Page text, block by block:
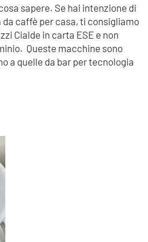
sapere. Se hai intenzione di
caffè per casa, ti consigliamo
Cialde in carta ESE e non
Queste macchine sono
a quelle da bar per tecnologia